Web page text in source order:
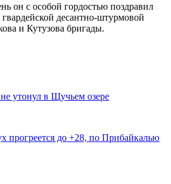
он с особой гордостью поздравил
десантно-штурмовой
и Кутузова бригады.
утонул в Щучьем озере
прогреется до +28, по Прибайкалью